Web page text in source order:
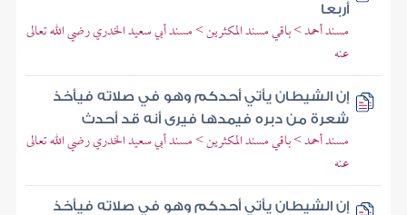
أربعا
مسند أحمد > باقي مسند المكثرين > مسند أبي سعيد الخدري رضي الله تعالى
عنه
إن الشيطان يأتي أحدكم وهو في صلاته فيأخذ
شعرة من دبره فيمدها فيرى أنه قد أحدث
مسند أحمد > باقي مسند المكثرين > مسند أبي سعيد الخدري رضي الله تعالى
عنه
إن الشيطان يأتي أحدكم وهو في صلاته فيأخذ